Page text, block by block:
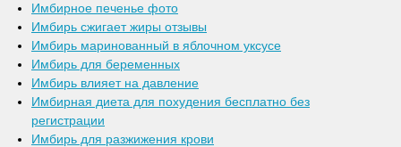
Имбирное печенье фото
Имбирь сжигает жиры отзывы
Имбирь маринованный в яблочном уксусе
Имбирь для беременных
Имбирь влияет на давление
Имбирная диета для похудения бесплатно без
регистрации
Имбирь для разжижения крови